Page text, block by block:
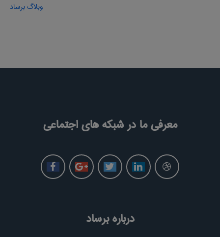
وبلاگ برساد
معرفی ما در شبکه های اجتماعی
درباره برساد